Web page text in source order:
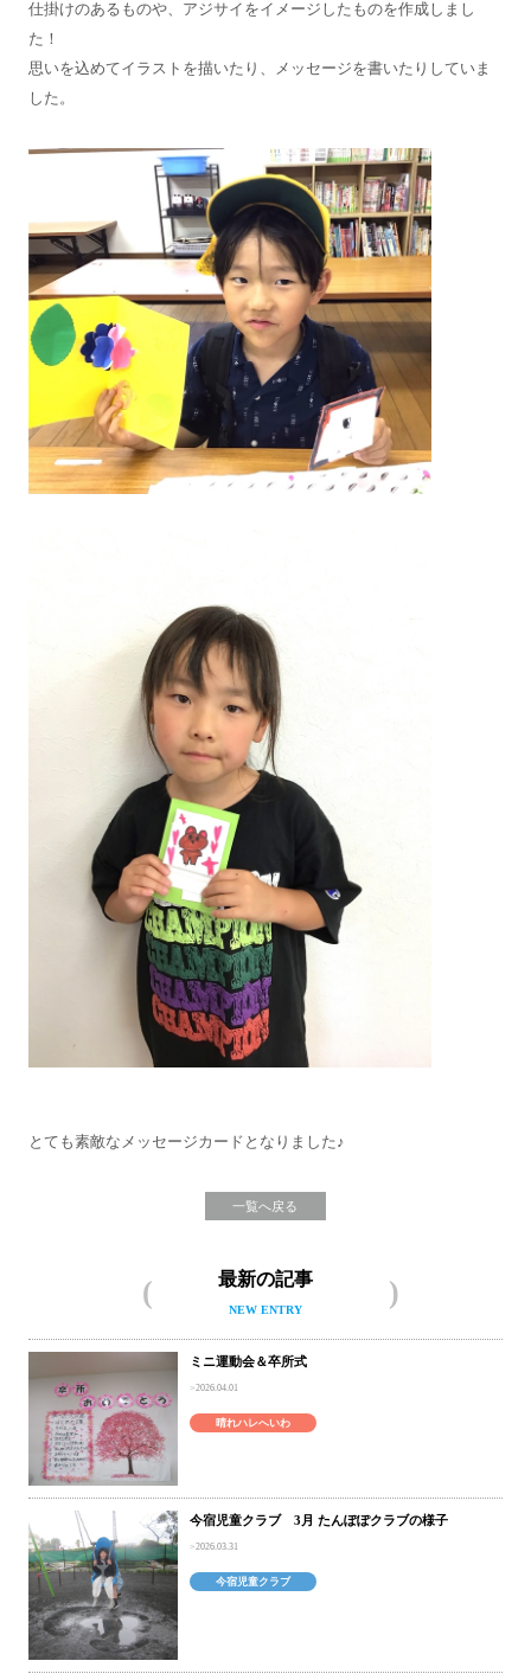
仕掛けのあるものや、アジサイをイメージしたものを作成しまし
た！
思いを込めてイラストを描いたり、メッセージを書いたりしていま
した。
とても素敵なメッセージカードとなりました♪
一覧へ戻る
最新の記事
NEW ENTRY
ミニ運動会＆卒所式
2026.04.01
晴れハレへいわ
今宿児童クラブ 3月 たんぽぽクラブの様子
2026.03.31
今宿児童クラブ